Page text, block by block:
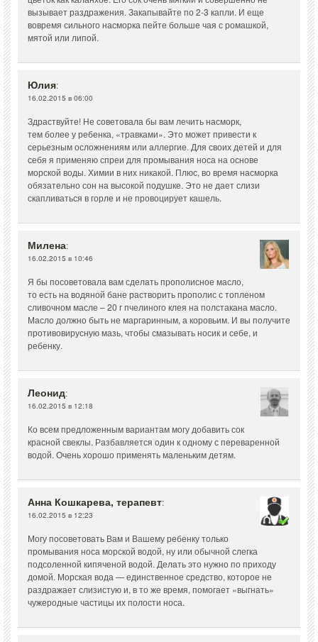
вызывает раздражения. Закапывайте по 2-3 капли. И еще
вовремя сильного насморка пейте больше чая с ромашкой,
мятой или липой.
Юлия:
16.02.2015 в 06:00
Здраствуйте! Не советовала бы вам лечить насморк,
тем более у ребенка, «травками». Это может привести к
серьезным осложнениям или аллергие. Для своих детей и для
себя я применяю спреи для промывания носа на основе
морской воды. Химии в них никакой. Плюс, во время насморка
обязательно сон на высокой подушке. Это не дает слизи
скапливаться в горле и не провоцирует кашель.
Милена:
16.02.2015 в 10:46
Я бы посоветовала вам сделать прополисное масло,
то есть на водяной бане растворить прополис с топленом
сливочном масле – 20 г пчелиного клея на полстакана масло.
Масло должно быть не маргаринным, а коровьим. И вы получите
противовирусную мазь, чтобы смазывать носик и себе, и
ребенку.
Леонид:
16.02.2015 в 12:18
Ко всем предложенным вариантам могу добавить сок
красной свеклы. Разбавляется один к одному с переваренной
водой. Очень хорошо применять маленьким детям.
Анна Кошкарева, терапевт:
16.02.2015 в 12:23
Могу посоветовать Вам и Вашему ребенку только
промывания носа морской водой, ну или обычной слегка
подсоленной кипяченой водой. Делать это нужно по приходу
домой. Морская вода — единственное средство, которое не
раздражает слизистую и, в то же время, помогает «выгнать»
чужеродные частицы их полости носа.